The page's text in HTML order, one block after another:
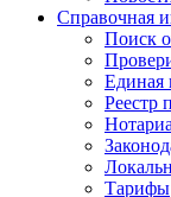
Справочная
Поиск
Единая
Реестр
Тарифы